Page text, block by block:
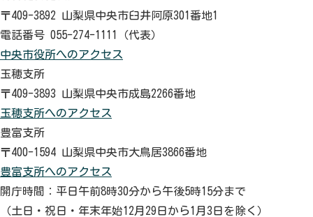
〒409-3892 山梨県中央市臼井阿原301番地1
電話番号 055-274-1111（代表）
中央市役所へのアクセス
玉穂支所
〒409-3893 山梨県中央市成島2266番地
玉穂支所へのアクセス
豊富支所
〒400-1594 山梨県中央市大鳥居3866番地
豊富支所へのアクセス
開庁時間：平日午前8時30分から午後5時15分まで
（土日・祝日・年末年始12月29日から1月3日を除く）